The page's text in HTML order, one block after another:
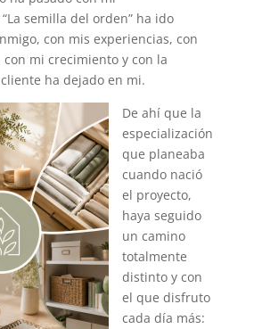
semilla del orden” ha ido
con mis experiencias, con
mi crecimiento y con la
ha dejado en mi.
De ahí que la
especialización
que planeaba
cuando nació
el proyecto,
haya seguido
un camino
totalmente
distinto y con
el que disfruto
cada día más: